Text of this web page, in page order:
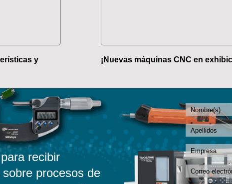
y
¡Nuevas máquinas CNC en
recibir
procesos de